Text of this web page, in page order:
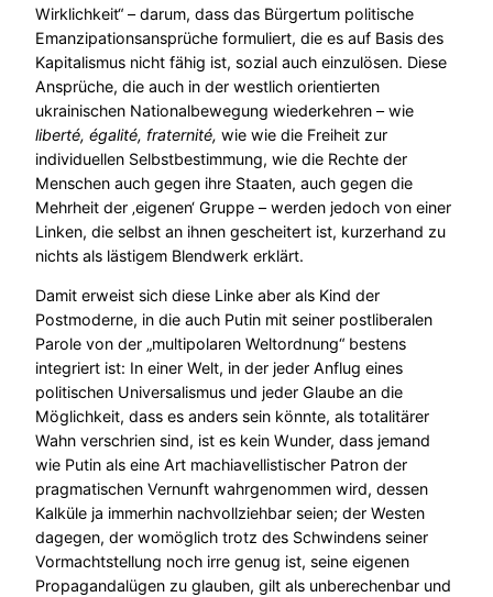
Wirklichkeit“ – darum, dass das Bürgertum politische
Emanzipationsansprüche formuliert, die es auf Basis des
Kapitalismus nicht fähig ist, sozial auch einzulösen. Diese
Ansprüche, die auch in der westlich orientierten
ukrainischen Nationalbewegung wiederkehren – wie
liberté, égalité, fraternité, wie wie die Freiheit zur
individuellen Selbstbestimmung, wie die Rechte der
Menschen auch gegen ihre Staaten, auch gegen die
Mehrheit der ‚eigenen‘ Gruppe – werden jedoch von einer
Linken, die selbst an ihnen gescheitert ist, kurzerhand zu
nichts als lästigem Blendwerk erklärt.
Damit erweist sich diese Linke aber als Kind der
Postmoderne, in die auch Putin mit seiner postliberalen
Parole von der „multipolaren Weltordnung“ bestens
integriert ist: In einer Welt, in der jeder Anflug eines
politischen Universalismus und jeder Glaube an die
Möglichkeit, dass es anders sein könnte, als totalitärer
Wahn verschrien sind, ist es kein Wunder, dass jemand
wie Putin als eine Art machiavellistischer Patron der
pragmatischen Vernunft wahrgenommen wird, dessen
Kalküle ja immerhin nachvollziehbar seien; der Westen
dagegen, der womöglich trotz des Schwindens seiner
Vormachtstellung noch irre genug ist, seine eigenen
Propagandalügen zu glauben, gilt als unberechenbar und